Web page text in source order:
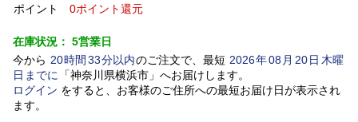
ポイント
0ポイント還元
在庫状況： 5営業日
今から 20時間 33分以内のご注文で、最短 2026年08 月 20日木曜
日 までに 「神奈川県横浜市」 へお届けします。
ログイン をすると、お客様のご住所への最短お届け日が表示され
ます。